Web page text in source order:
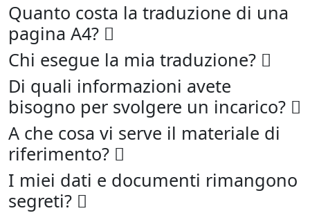
Quanto costa la traduzione di una
pagina A4?
Chi esegue la mia traduzione?
Di quali informazioni avete
bisogno per svolgere un incarico?
A che cosa vi serve il materiale di
riferimento?
I miei dati e documenti rimangono
segreti?